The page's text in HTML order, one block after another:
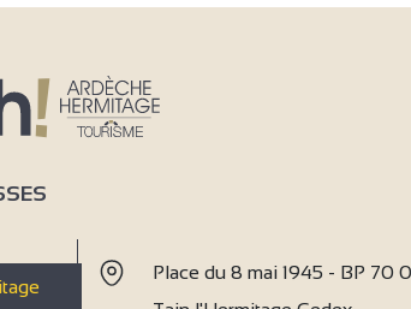
Place du 8 mai 1945 - BP 70